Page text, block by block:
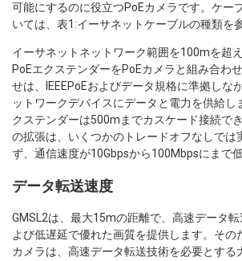
可能にするのに役立つPoEカメラです。ケー
いては、表1:イーサネットケーブルの種類を
イーサネットネットワーク範囲を100mを超
PoEエクステンダーをPoEカメラと組み合わ
せは、IEEEPoEおよびデータ規格に準拠しな
ットワークデバイスにデータと電力を供給し
クステンダーは500mまでカスケード接続で
の拡張は、いくつかのトレードオフなしでは
ず、通信速度が10Gbpsから100Mbpsにまで低
データ転送速度
GMSL2は、最大15mの距離で、高速データ
よび低遅延で優れた画質を提供します。その
カメラは、高速データ転送技術を必要とする